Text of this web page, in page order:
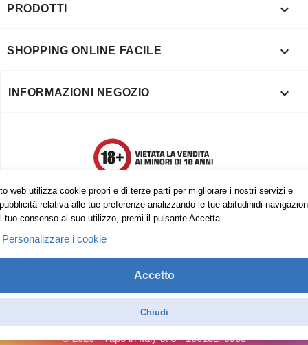
web utilizza cookie propri e di terze parti per migliorare i nostri servizi e
relativa alle tue preferenze analizzando le tue abitudinidi
tuo consenso al suo utilizzo, premi il pulsante Accetta.
Personalizzare i cookie
Accetto
Chiudi
PRODOTTI 
SHOPPING ONLINE FACILE 
INFORMAZIONI NEGOZIO 
Trovaci anche su:
© 2026 - Vape in Italy srls - 10613270965